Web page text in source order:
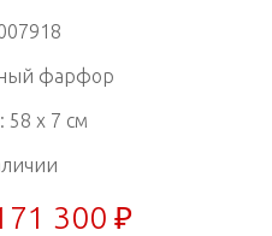
фарфор
58 x 7 см
300 ₽